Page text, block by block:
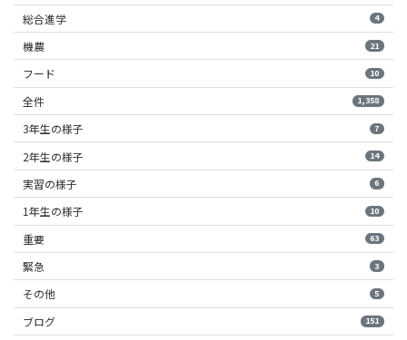
総合進学 4
機農 21
フード 10
全件 1,358
3年生の様子 7
2年生の様子 14
実習の様子 6
1年生の様子 10
重要 63
緊急 3
その他 5
ブログ 151